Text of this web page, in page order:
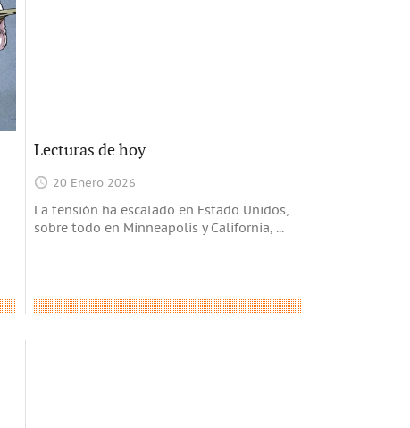
Lecturas de hoy
20 Enero 2026
La tensión ha escalado en Estado Unidos,
sobre todo en Minneapolis y California, ...